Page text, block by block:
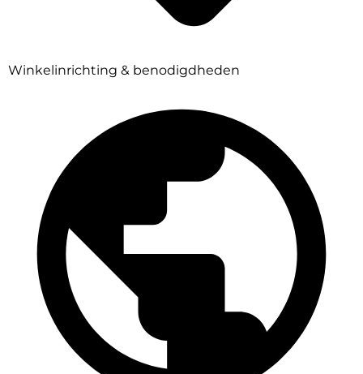
Winkelinrichting & benodigdheden